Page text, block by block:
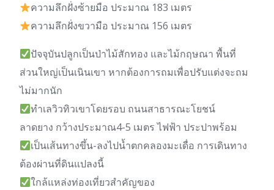
ความลึกฝั่งซ้ายมือ ประมาณ 183 เมตร
ความลึกฝั่งขวามือ ประมาณ 156 เมตร
ปัจจุบันปลูกเป็นป่าไม้สักทอง และไม้กฤษณา พื้นที่
ส่วนใหญ่เป็นเนินเขา หากต้องการถมเพื่อปรับแต่งจะถม
ไม่มากนัก
ทำเลวิวทิวเขาโดยรอบ ถนนสาธารณะโยชน์
ลาดยาง กว้างประมาณ4-5 เมตร ไฟฟ้า ประปาพร้อม
เป็นเส้นทางขึ้น-ลงไปน้ำตกคลองมะเดื่อ การเดินทาง
ต้องผ่านที่ดินแปลงนี้
ใกล้แหล่งท่องเที่ยวสำคัญของ